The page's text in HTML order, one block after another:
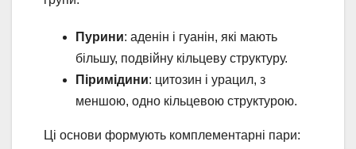
Пурини: аденін і гуанін, які мають
більшу, подвійну кільцеву структуру.
Піримідини: цитозин і урацил, з
меншою, одно кільцевою структурою.
Ці основи формують комплементарні пари: